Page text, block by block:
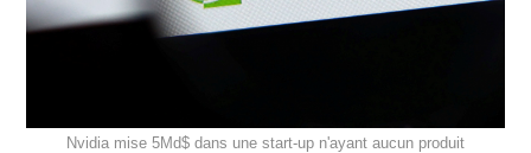
Nvidia mise 5Md$ dans une start-up n'ayant aucun produit